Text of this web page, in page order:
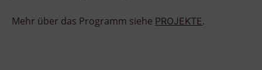
Mehr über das Programm siehe PROJEKTE.